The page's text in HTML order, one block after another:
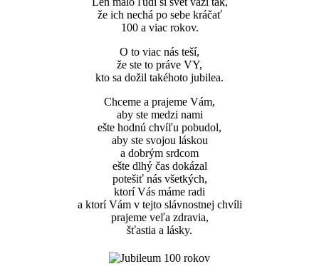
že ich nechá po sebe kráčať
100 a viac rokov.
O to viac nás teší,
že ste to práve VY,
kto sa dožil takéhoto jubilea.
Chceme a prajeme Vám,
aby ste medzi nami
ešte hodnú chvíľu pobudol,
aby ste svojou láskou
a dobrým srdcom
ešte dlhý čas dokázal
potešiť nás všetkých,
ktorí Vás máme radi
a ktorí Vám v tejto slávnostnej chvíli
prajeme veľa zdravia,
šťastia a lásky.